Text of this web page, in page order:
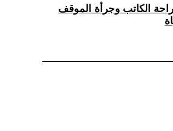
الكاتب وجرأة الموقف